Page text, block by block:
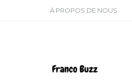
À PROPOS DE NOUS